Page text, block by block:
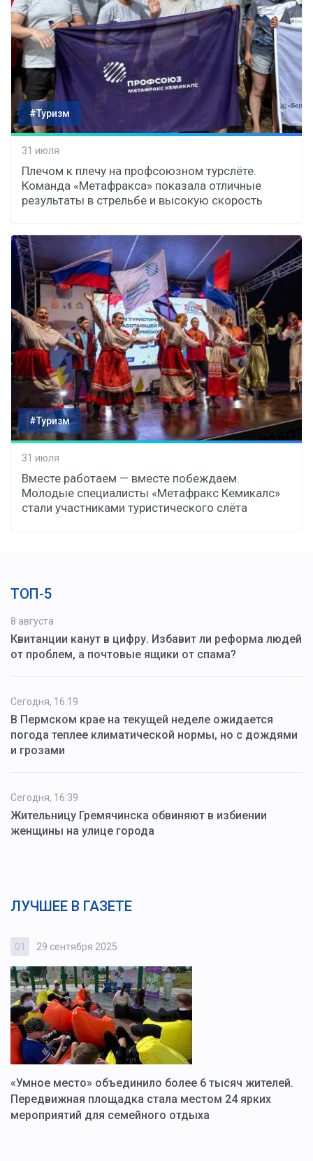
#Туризм
31 июля
Плечом к плечу на профсоюзном турслёте.
Команда «Метафракса» показала отличные
результаты в стрельбе и высокую скорость
#Туризм
31 июля
Вместе работаем — вместе побеждаем.
Молодые специалисты «Метафракс Кемикалс»
стали участниками туристического слёта
ТОП-5
8 августа
Квитанции канут в цифру. Избавит ли реформа людей
от проблем, а почтовые ящики от спама?
Сегодня, 16:19
В Пермском крае на текущей неделе ожидается
погода теплее климатической нормы, но с дождями
и грозами
Сегодня, 16:39
Жительницу Гремячинска обвиняют в избиении
женщины на улице города
ЛУЧШЕЕ В ГАЗЕТЕ
01 29 сентября 2025
«Умное место» объединило более 6 тысяч жителей.
Передвижная площадка стала местом 24 ярких
мероприятий для семейного отдыха